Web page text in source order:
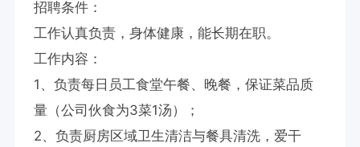
招聘条件：
工作认真负责，身体健康，能长期在职。
工作内容：
1、负责每日员工食堂午餐、晚餐，保证菜品质
量（公司伙食为3菜1汤）；
2、负责厨房区域卫生清洁与餐具清洗，爱干